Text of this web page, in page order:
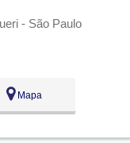
- São Paulo
Mapa